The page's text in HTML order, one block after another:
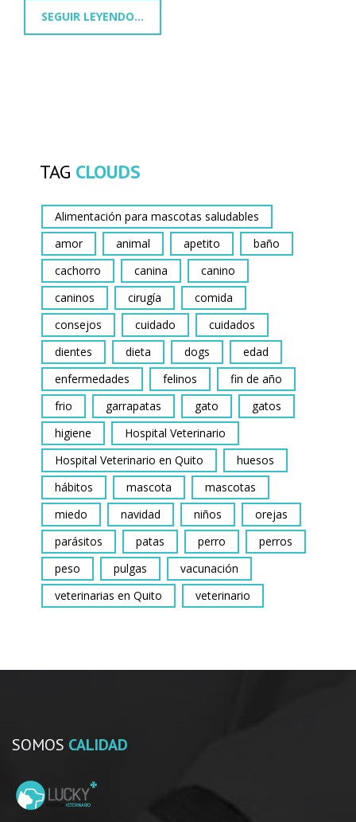
SEGUIR LEYENDO...
TAG CLOUDS
Alimentación para mascotas saludables
amor
animal apetito
baño
cachorro
canina
canino
caninos
cirugía
comida
consejos
cuidado
cuidados
dientes
dieta dogs
edad
enfermedades
felinos
fin de año
frio
garrapatas gato
gatos
higiene
Hospital Veterinario
Hospital Veterinario en Quito
huesos
hábitos
mascota
mascotas
miedo
navidad niños
orejas
parásitos
patas perro
perros
peso
pulgas
vacunación
veterinarias en Quito
veterinario
SOMOS CALIDAD